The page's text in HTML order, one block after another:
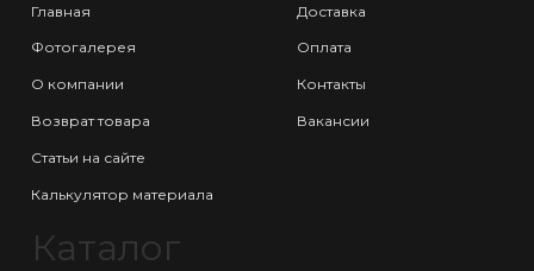
Главная
Фотогалерея
О компании
Возврат товара
Статьи на сайте
Калькулятор материала
Доставка
Оплата
Контакты
Вакансии
Каталог